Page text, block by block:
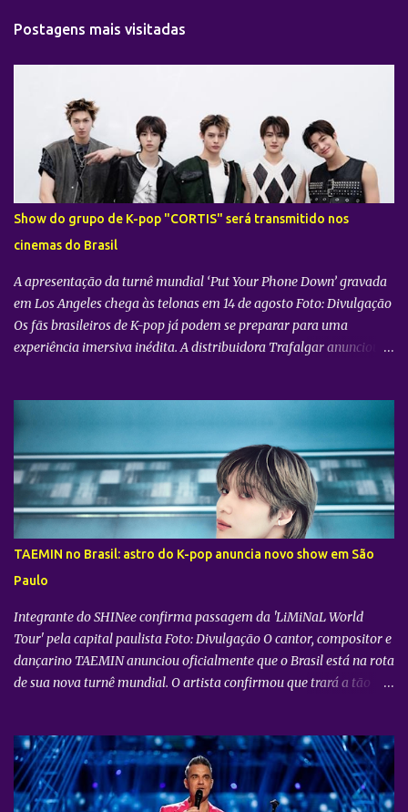
Postagens mais visitadas
Show do grupo de K-pop "CORTIS" será transmitido nos
cinemas do Brasil
A apresentação da turnê mundial ‘Put Your Phone Down’ gravada
em Los Angeles chega às telonas em 14 de agosto Foto: Divulgação
Os fãs brasileiros de K-pop já podem se preparar para uma
experiência imersiva inédita. A distribuidora Trafalgar anunciou o
realizado diretamente do YouTube Theater , na cidade de Los
Angeles (EUA). O objetivo da ação é proporcionar ao público uma
vivência cinematográfica com som e imagem de alta qualidade,
conectando os fãs de todo o mundo à energia da primeira turnê
mundial do quinteto. Produzido pela gigante do entretenimento
asiático HYBE e distribuído globalmente pela Trafalgar, o evento
promete transportar o fandom — conhecido oficialmente como
COERS — para o centro da apresentação. Como um bônus especial
para as sessões nos cine...
TAEMIN no Brasil: astro do K-pop anuncia novo show em São
Paulo
Integrante do SHINee confirma passagem da 'LiMiNaL World
Tour' pela capital paulista Foto: Divulgação O cantor, compositor e
dançarino TAEMIN anunciou oficialmente que o Brasil está na rota
de sua nova turnê mundial. O artista confirmou que trará a tão
oficialmente como “2026-27 TAEMIN WORLD TOUR ” , a nova
excursão do astro rodará o mundo com apresentações distribuídas
pela Ásia, América do Norte e América do Sul. Além do aguardado